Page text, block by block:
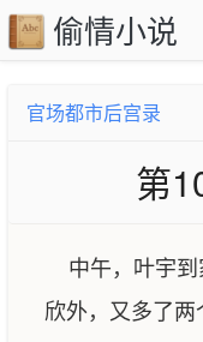
偷情小说
官场都市后宫录
第
中午，叶宇到
欣外，又多了